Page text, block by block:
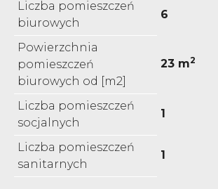
Liczba pomieszczeń
biurowych
6
Powierzchnia
pomieszczeń
biurowych od [m2]
23 m2
Liczba pomieszczeń
socjalnych
1
Liczba pomieszczeń
sanitarnych
1